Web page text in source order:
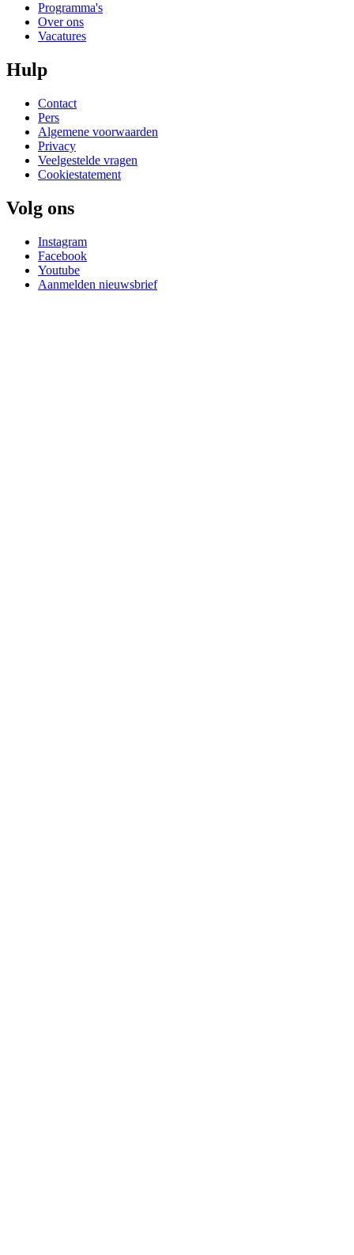
Programma's
Over ons
Vacatures
Hulp
Contact
Pers
Algemene voorwaarden
Privacy
Veelgestelde vragen
Cookiestatement
Volg ons
Instagram
Facebook
Youtube
Aanmelden nieuwsbrief